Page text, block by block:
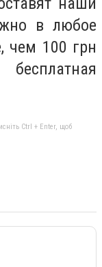
в любое
чем 100 грн
Ctrl + Enter, щоб